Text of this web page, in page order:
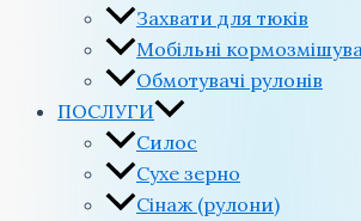
Захвати для тюків
Мобільні
Обмотувачі рулонів
ПОСЛУГИ
Силос
Сухе зерно
Сінаж (рулони)